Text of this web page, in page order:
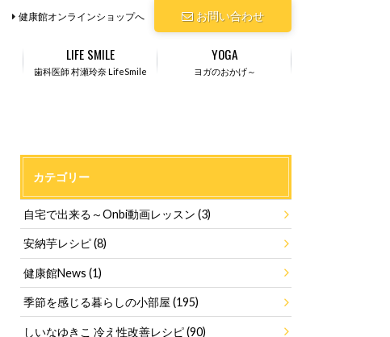
お問い合わせ
健康館オンラインショップへ
歯科医師 村瀬玲奈 LifeSmile
LIFE SMILE
ヨガのおかげ～
YOGA
カテゴリー
自宅で出来る～Onbi動画レッスン(3)
安納芋レシピ(8)
健康館News(1)
季節を感じる暮らしの小部屋(195)
しいなゆきこ 冷え性改善レシピ(90)